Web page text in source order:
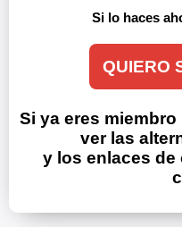
Si lo haces
QUIERO
Si ya eres
ver las
y los enlaces de